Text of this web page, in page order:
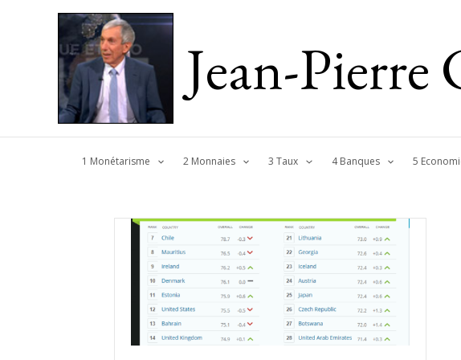
Jean-
1 Monétarisme 2 Monnaies 3 Taux 4 Banques 5